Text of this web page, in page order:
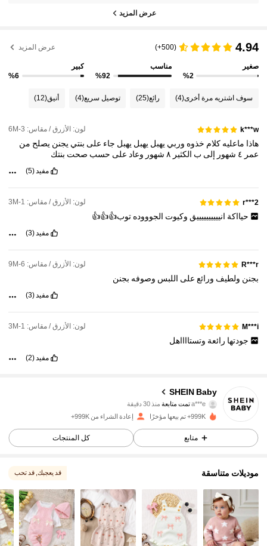
عرض المزيد
4.94
(500+) عرض المزيد
صغير
%2
مناسب
%92
كبير
%6
سوف اشتريه مرة أخرى(4) رائع(25) توصيل سريع(4) أنيق(12)
k***w لون: الأزرق / مقاس: 3-6M
هاذا ماعليهكلام خذوه وربي يهبل يهبل يهبل جاء على بنتي يجنن يصلح من
عمر ٤ شهور إلى ب الكثير ٨ شهور وعاد على حسب صحت بنتك
مفيد(5)
r***2 لون: الأزرق / مقاس: 1-3M
حيااكة انييييييييييق وكيوت الجوووده توب👍👍👍
مفيد(3)
R***r لون: الأزرق / مقاس: 6-9M
بجنن ولطيف ورائع على اللبس وصوفه بجنن
مفيد(3)
M***i لون: الأزرق / مقاس: 1-3M
جودتها رائعة وتستااااهل
مفيد (2)
SHEIN Baby
a***eتمت متابعة
6***3
تتصفح
4.96
742K متابعون
742K متابعون
4.96 742K متابعون
999K+ تم بيعها مؤخرًا إعادة الشراء من 999K+
متابع كل المنتجات
موديلات متناسقة قد يعجبك, قد تحب